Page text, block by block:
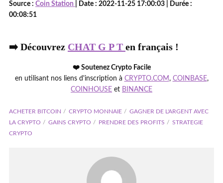
Source : Coin Station
| Date : 2022-11-25 17:00:03 | Durée :
00:08:51
➡️ Découvrez CHAT G P T en français !
❤️ Soutenez Crypto Facile
en utilisant nos liens d'inscription à CRYPTO.COM, COINBASE,
COINHOUSE et BINANCE
ACHETER BITCOIN CRYPTO MONNAIE
GAGNER DE L'ARGENT AVEC
LA CRYPTO
GAINS CRYPTO PRENDRE DES PROFITS
STRATEGIE
CRYPTO